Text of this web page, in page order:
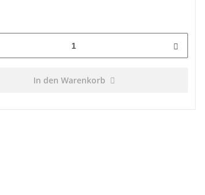
In den Warenkorb